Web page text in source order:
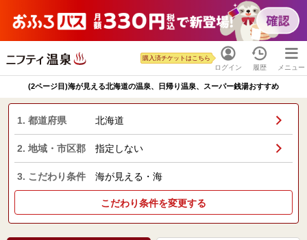
ログイン
購入済チケットはこちら
履歴 メニュー
(2ページ目)海が見える北海道の温泉、日帰り温泉、スーパー銭湯おすすめ
1. 都道府県 北海道
2. 地域・市区郡 指定しない
3. こだわり条件 海が見える・海
こだわり条件を変更する